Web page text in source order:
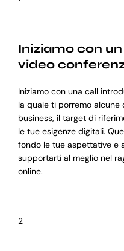
Iniziamo con
video
Iniziamo con una call
la quale ti porremo
business, il target di
le tue esigenze digitali.
fondo le tue aspettative e
supportarti al meglio nel
online.
2